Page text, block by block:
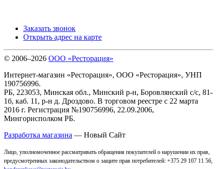
Заказать звонок
Открыть адрес на карте
© 2006–2026 ООО «Ресторация»
Интернет-магазин «Ресторация», ООО «Ресторация», УНП
190756996.
РБ, 223053, Минская обл., Минский р-н, Боровлянский с/с, 81-
1б, каб. 11, р-н д. Дроздово. В торговом реестре с 22 марта
2016 г. Регистрация №190756996, 22.09.2006,
Мингорисполком РБ.
Разработка магазина — Новый Сайт
Лицо, уполномоченное рассматривать обращения покупателей о нарушении их прав,
предусмотренных законодательством о защите прав потребителей: +375 29 107 11 56,